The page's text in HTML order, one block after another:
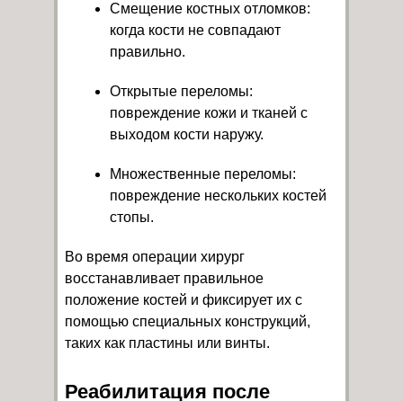
Смещение костных отломков:
когда кости не совпадают
правильно.
Открытые переломы:
повреждение кожи и тканей с
выходом кости наружу.
Множественные переломы:
повреждение нескольких костей
стопы.
Во время операции хирург
восстанавливает правильное
положение костей и фиксирует их с
помощью специальных конструкций,
таких как пластины или винты.
Реабилитация после